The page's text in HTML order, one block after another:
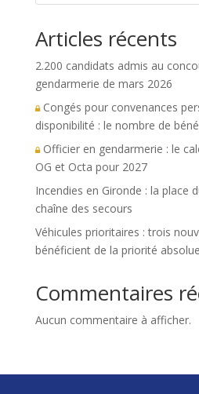
Articles récents
2.200 candidats admis au
gendarmerie de mars 2026
Congés pour convenances
disponibilité : le nombre de
Officier en gendarmerie : le
OG et Octa pour 2027
Incendies en Gironde : la place
chaîne des secours
Véhicules prioritaires : trois
bénéficient de la priorité absolue
Commentaires
Aucun commentaire à afficher.